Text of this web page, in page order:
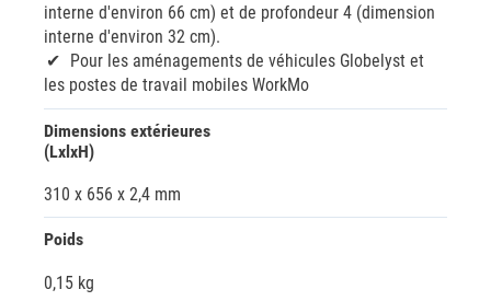
interne d'environ 66 cm) et de profondeur 4 (dimension
interne d'environ 32 cm).
Pour les aménagements de véhicules Globelyst et
les postes de travail mobiles WorkMo
Dimensions extérieures
(LxlxH)
310 x 656 x 2,4 mm
Poids
0,15 kg